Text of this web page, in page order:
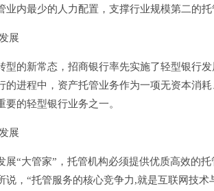
业内最少的人力配置，支撑行业规模第二的托
展
新常态，招商银行率先实施了轻型银行发
的进程中，资产托管业务作为一项无资本消
要的轻型银行业务之一。
展
大管家”，托管机构必须提供优质高效的托
说，“托管服务的核心竞争力,就是互联网技